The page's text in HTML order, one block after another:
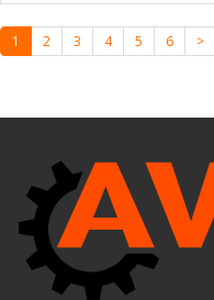
1 2 3 4 5 6 >